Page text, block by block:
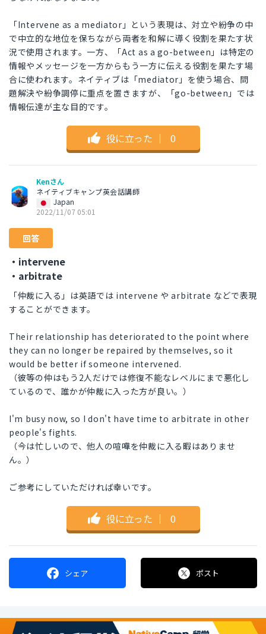
「Intervene as a mediator」という表現は、対立や紛争の中
で中立的な地位を保ちながら両者を和解に導く役割を果たす状
況で使用されます。一方、「Act as a go-between」は特定の
情報やメッセージを一方からもう一方に伝える役割を果たす場
合に使われます。ネイティブは「mediator」を使う場合、問
題解決や紛争調停に重点を置きますが、「go-between」では
情報伝達が主な目的です。
役に立った ｜ 0
Kenさん
ネイティブキャンプ英会話講師
Japan
2022/11/07 05:01
回答
・intervene
・arbitrate
「仲裁に入る」は英語では intervene や arbitrate などで表現
することができます。
Their relationship has deteriorated to the point where
they can no longer be repaired by themselves, so it
would be better if someone intervened.
（彼等の仲はもう2人だけでは修復不能なレベルにまで悪化し
ているので、誰かが仲裁に入った方が良い。）
I'm busy now, so I don't have time to arbitrate in other
people's fights.
（今は忙しいので、他人の喧嘩を仲裁に入る暇はありませ
ん。）
ご参考にしていただければ幸いです。
役に立った ｜ 0
シェア ポスト